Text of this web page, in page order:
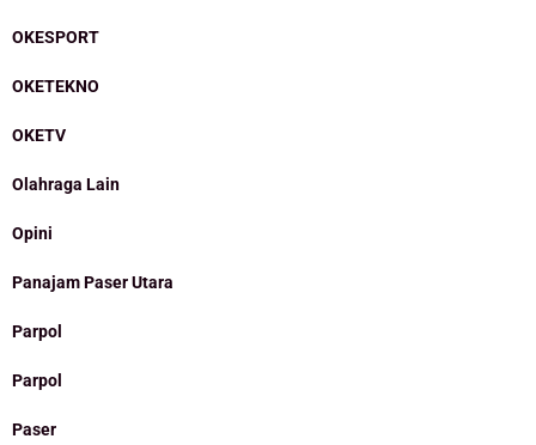
OKESPORT
OKETEKNO
OKETV
Olahraga Lain
Opini
Panajam Paser Utara
Parpol
Parpol
Paser